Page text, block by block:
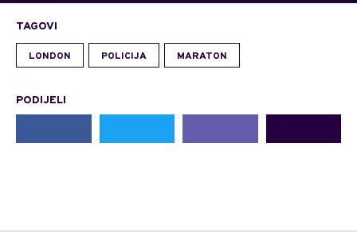
TAGOVI
LONDON POLICIJA MARATON
PODIJELI